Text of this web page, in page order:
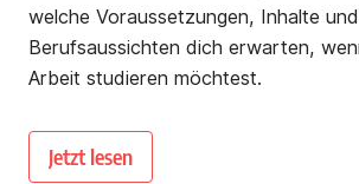
welche Voraussetzungen, Inhalte und
Berufsaussichten dich erwarten,
Arbeit studieren möchtest.
Jetzt lesen